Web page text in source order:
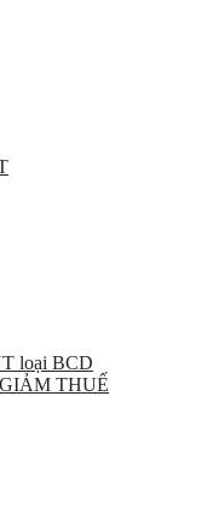
loại BCD
THUẾ